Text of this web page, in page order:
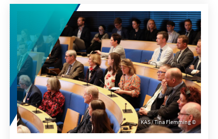
den Entstehungsprozess eingebunden. Die
am 14. Juni 2023 veröffentlichte Nationale
Sicherheitsstrategie fällt in eine Zeit multipler
Krisen und Konflikte: Russland greift nicht nur
die Ukraine an, sondern richtet seine
Aggressionen gegen die gesamte freie
demokratische Welt. Erfüllt die alle Ziele?
KAS / Tina Flemming